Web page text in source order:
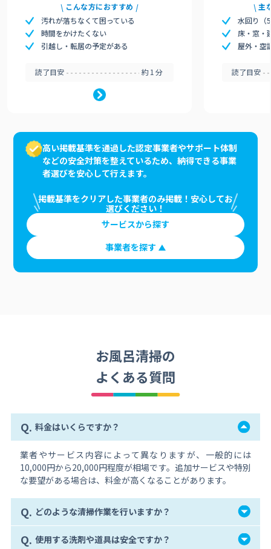
こんな方におすすめ
汚れが落ちなくて困っている
時間をかけたくない
引越し・転居の予定がある
読了目安 約1分
主
水回り（
床・窓・
屋外・空
読了目安
高い掲載基準を通過した認定事業者やサポート体制
などの安全対策を整えているため、納得できる事業
者選びを安心して行えます。
掲載基準をクリアした事業者のみ掲載！安心してお
選びください！
サービスから探す
事業者を探す
お風呂清掃の
よくある質問
Q. 料金はいくらですか？
業者やサービス内容によって異なりますが、一般的には
10,000円から20,000円程度が相場です。追加サービスや特別
な要望がある場合は、料金が高くなることがあります。
Q. どのような清掃作業を行いますか？
Q. 使用する洗剤や道具は安全ですか？